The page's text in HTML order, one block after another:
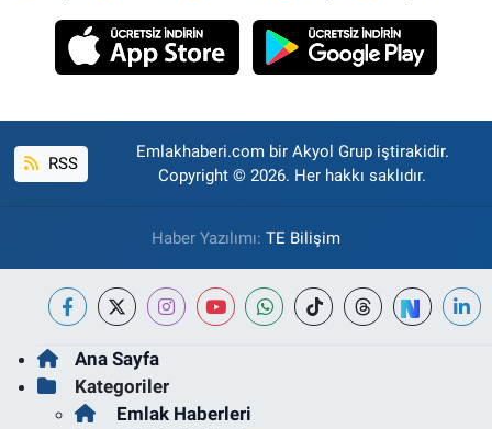
RSS
Emlakhaberi.com bir Akyol Grup iştirakidir.
Copyright © 2026. Her hakkı saklıdır.
Haber Yazılımı: TE Bilişim
Ana Sayfa
Kategoriler
Emlak Haberleri